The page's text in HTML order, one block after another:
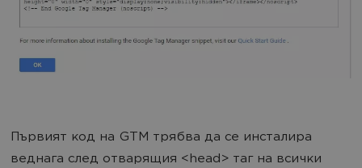
Първият код на GTM трябва да се инсталира
веднага след отварящия <head> таг на всички